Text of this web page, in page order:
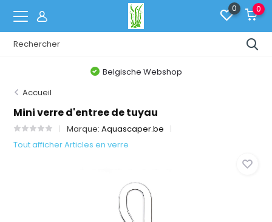
0 0
Belgische Webshop
Accueil
Mini verre d'entree de tuyau
Marque:Aquascaper.be
Tout afficher Articles en verre